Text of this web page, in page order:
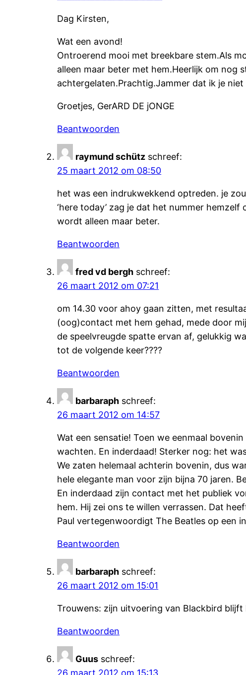
Dag Kirsten,
Wat een avond!
Ontroerend mooi met breekbare stem.Als
alleen maar beter met hem.Heerlijk om nog
achtergelaten.Prachtig.Jammer dat ik je
Groetjes, GerARD DE jONGE
Beantwoorden
raymund schütz schreef:
25 maart 2012 om 08:50
het was een indrukwekkend optreden. je
‘here today’ zag je dat het nummer
wordt alleen maar beter.
Beantwoorden
fred vd bergh schreef:
26 maart 2012 om 07:21
om 14.30 voor ahoy gaan zitten, met
(oog)contact met hem gehad, mede door
de speelvreugde spatte ervan af, gelukkig
tot de volgende keer????
Beantwoorden
barbaraph schreef:
26 maart 2012 om 14:57
Wat een sensatie! Toen we eenmaal
wachten. En inderdaad! Sterker nog: het
We zaten helemaal achterin bovenin, dus
hele elegante man voor zijn bijna 70 jaren.
En inderdaad zijn contact met het publiek
hem. Hij zei ons te willen verrassen. Dat
Paul vertegenwoordigt The Beatles op een
Beantwoorden
barbaraph schreef:
26 maart 2012 om 15:01
Trouwens: zijn uitvoering van Blackbird
Beantwoorden
Guus schreef:
26 maart 2012 om 15:13